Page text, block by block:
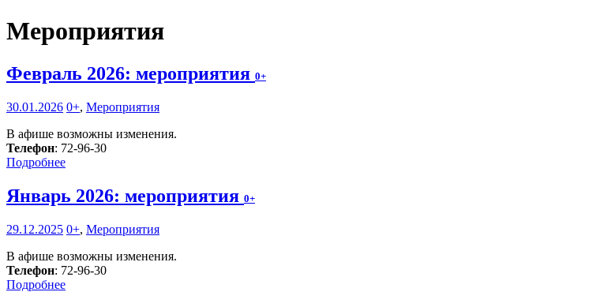
Мероприятия
Февраль 2026: мероприятия 0+
30.01.2026 0+, Мероприятия
В афише возможны изменения.
Телефон: 72-96-30
Подробнее
Январь 2026: мероприятия 0+
29.12.2025 0+, Мероприятия
В афише возможны изменения.
Телефон: 72-96-30
Подробнее